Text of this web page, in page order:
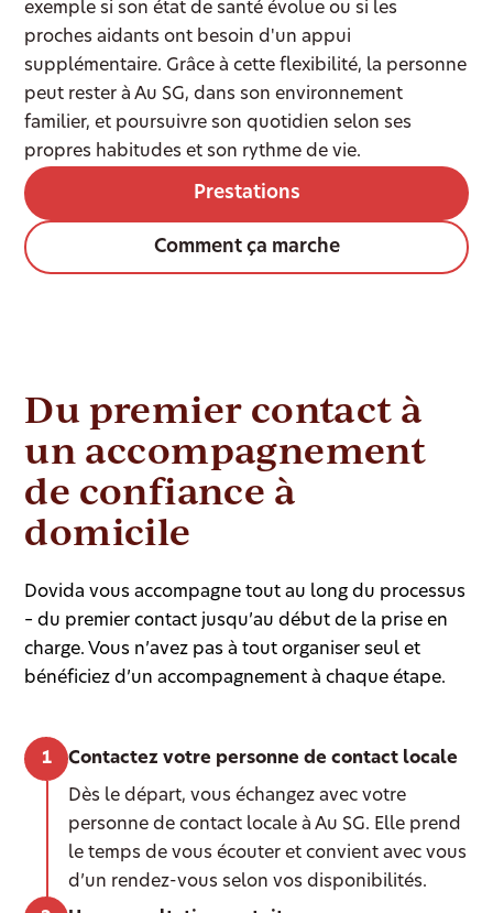
exemple si son état de santé évolue ou si les
proches aidants ont besoin d'un appui
supplémentaire. Grâce à cette flexibilité, la personne
peut rester à Au SG, dans son environnement
familier, et poursuivre son quotidien selon ses
propres habitudes et son rythme de vie.
Prestations
Comment ça marche
Du premier contact à
un accompagnement
de confiance à
domicile
Dovida vous accompagne tout au long du processus
– du premier contact jusqu’au début de la prise en
charge. Vous n’avez pas à tout organiser seul et
bénéficiez d’un accompagnement à chaque étape.
Contactez votre personne de contact locale
Dès le départ, vous échangez avec votre
personne de contact locale à Au SG. Elle prend
le temps de vous écouter et convient avec vous
d’un rendez-vous selon vos disponibilités.